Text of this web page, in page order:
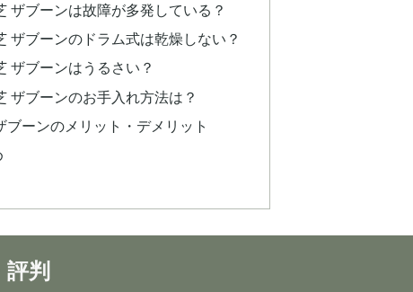
ザブーンは故障が多発している？
ザブーンのドラム式は乾燥しない？
ザブーンはうるさい？
ザブーンのお手入れ方法は？
ブーンのメリット・デメリット
判